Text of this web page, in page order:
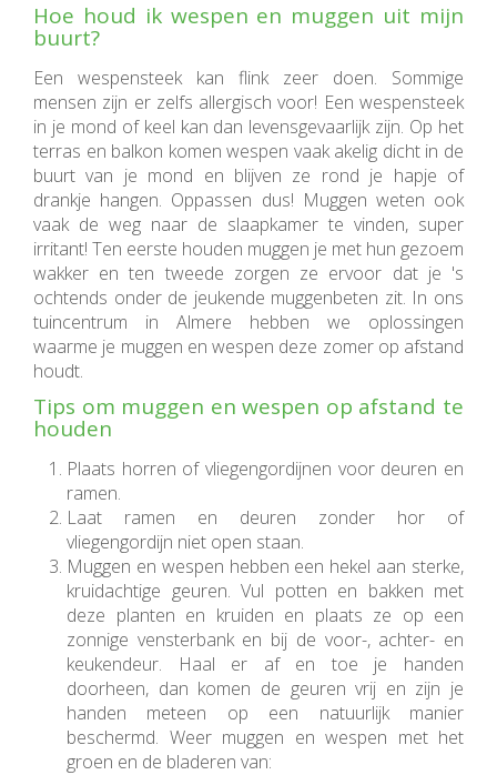
Hoe houd ik wespen en muggen uit mijn
buurt?
Een wespensteek kan flink zeer doen. Sommige
mensen zijn er zelfs allergisch voor! Een wespensteek
in je mond of keel kan dan levensgevaarlijk zijn. Op het
terras en balkon komen wespen vaak akelig dicht in de
buurt van je mond en blijven ze rond je hapje of
drankje hangen. Oppassen dus! Muggen weten ook
vaak de weg naar de slaapkamer te vinden, super
irritant! Ten eerste houden muggen je met hun gezoem
wakker en ten tweede zorgen ze ervoor dat je 's
ochtends onder de jeukende muggenbeten zit. In ons
tuincentrum in Almere hebben we oplossingen
waarme je muggen en wespen deze zomer op afstand
houdt.
Tips om muggen en wespen op afstand te
houden
Plaats horren of vliegengordijnen voor deuren en
ramen.
Laat ramen en deuren zonder hor of
vliegengordijn niet open staan.
Muggen en wespen hebben een hekel aan sterke,
kruidachtige geuren. Vul potten en bakken met
deze planten en kruiden en plaats ze op een
zonnige vensterbank en bij de voor-, achter- en
keukendeur. Haal er af en toe je handen
doorheen, dan komen de geuren vrij en zijn je
handen meteen op een natuurlijk manier
beschermd. Weer muggen en wespen met het
groen en de bladeren van: